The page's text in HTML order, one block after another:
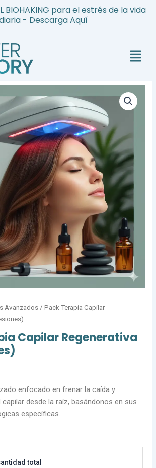
BIOHAKING para el estrés de la vida
- Descarga Aquí
Menú
Avanzados / Pack Terapia Capilar
Capilar Regenerativa
enfocado en frenar la caída y
capilar desde la raíz, basándonos en sus
específicas.
total